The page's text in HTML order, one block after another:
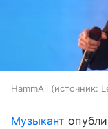
HammAli источник:
Музыкант